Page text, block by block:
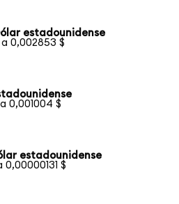
estadounidense
a 0,002853 $
0,001004 $
estadounidense
0,00000131 $